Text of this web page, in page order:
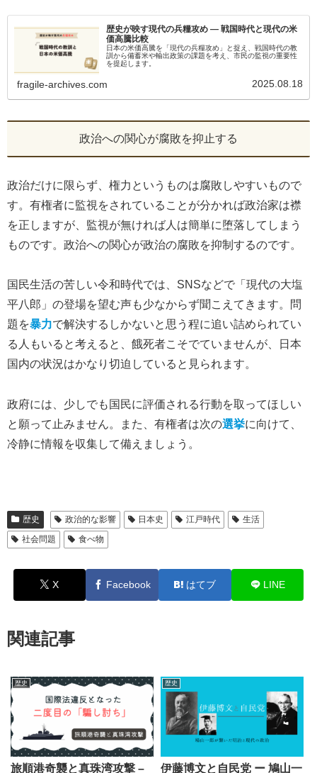
歴史が映す現代の兵糧攻め ― 戦国時代と現代の米
価高騰比較
日本の米価高騰を「現代の兵糧攻め」と捉え、戦国時代の教
訓から備蓄米や輸出政策の課題を考え、市民の監視の重要性
を提起します。
fragile-archives.com 2025.08.18
政治への関心が腐敗を抑止する
政治だけに限らず、権力というものは腐敗しやすいもので
す。有権者に監視をされていることが分かれば政治家は襟
を正しますが、監視が無ければ人は簡単に堕落してしまう
ものです。政治への関心が政治の腐敗を抑制するのです。
国民生活の苦しい令和時代では、SNSなどで「現代の大塩
平八郎」の登場を望む声も少なからず聞こえてきます。問
題を暴力で解決するしかないと思う程に追い詰められてい
る人もいると考えると、餓死者こそでていませんが、日本
国内の状況はかなり切迫していると見られます。
政府には、少しでも国民に評価される行動を取ってほしい
と願って止みません。また、有権者は次の選挙に向けて、
冷静に情報を収集して備えましょう。
歴史 政治的な影響 日本史 江戸時代
生活
社会問題
食べ物
X Facebook はてブ LINE
関連記事
歴史
旅順港奇襲と真珠湾攻撃 –
歴史
伊藤博文と自民党 ー 鳩山一